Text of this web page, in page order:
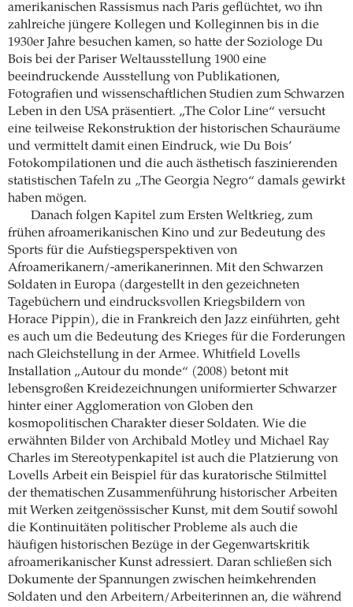
amerikanischen Rassismus nach Paris geflüchtet, wo ihn
zahlreiche jüngere Kollegen und Kolleginnen bis in die
1930er Jahre besuchen kamen, so hatte der Soziologe Du
Bois bei der Pariser Weltausstellung 1900 eine
beeindruckende Ausstellung von Publikationen,
Fotografien und wissenschaftlichen Studien zum Schwarzen
Leben in den USA präsentiert. „The Color Line“ versucht
eine teilweise Rekonstruktion der historischen Schauräume
und vermittelt damit einen Eindruck, wie Du Bois’
Fotokompilationen und die auch ästhetisch faszinierenden
statistischen Tafeln zu „The Georgia Negro“ damals gewirkt
haben mögen.
Danach folgen Kapitel zum Ersten Weltkrieg, zum
frühen afroamerikanischen Kino und zur Bedeutung des
Sports für die Aufstiegsperspektiven von
Afroamerikanern/-amerikanerinnen. Mit den Schwarzen
Soldaten in Europa (dargestellt in den gezeichneten
Tagebüchern und eindrucksvollen Kriegsbildern von
Horace Pippin), die in Frankreich den Jazz einführten, geht
es auch um die Bedeutung des Krieges für die Forderungen
nach Gleichstellung in der Armee. Whitfield Lovells
Installation „Autour du monde“ (2008) betont mit
lebensgroßen Kreidezeichnungen uniformierter Schwarzer
hinter einer Agglomeration von Globen den
kosmopolitischen Charakter dieser Soldaten. Wie die
erwähnten Bilder von Archibald Motley und Michael Ray
Charles im Stereotypenkapitel ist auch die Platzierung von
Lovells Arbeit ein Beispiel für das kuratorische Stilmittel
der thematischen Zusammenführung historischer Arbeiten
mit Werken zeitgenössischer Kunst, mit dem Soutif sowohl
die Kontinuitäten politischer Probleme als auch die
häufigen historischen Bezüge in der Gegenwartskritik
afroamerikanischer Kunst adressiert. Daran schließen sich
Dokumente der Spannungen zwischen heimkehrenden
Soldaten und den Arbeitern/Arbeiterinnen an, die während